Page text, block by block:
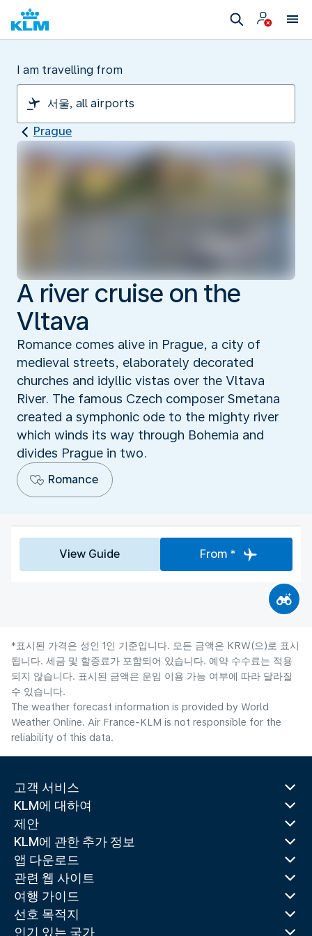
I am travelling from
Prague
A river cruise on the
Vltava
Romance comes alive in Prague, a city of
medieval streets, elaborately decorated
churches and idyllic vistas over the Vltava
River. The famous Czech composer Smetana
created a symphonic ode to the mighty river
which winds its way through Bohemia and
divides Prague in two.
Romance
View Guide From *
*표시된 가격은 성인 1인 기준입니다. 모든 금액은 KRW(으)로 표시
됩니다. 세금 및 할증료가 포함되어 있습니다. 예약 수수료는 적용
되지 않습니다. 표시된 금액은 운임 이용 가능 여부에 따라 달라질
수 있습니다.
The weather forecast information is provided by World
Weather Online. Air France-KLM is not responsible for the
reliability of this data.
고객 서비스
KLM에 대하여
제안
KLM에 관한 추가 정보
앱 다운로드
관련 웹 사이트
여행 가이드
선호 목적지
인기 있는 국가